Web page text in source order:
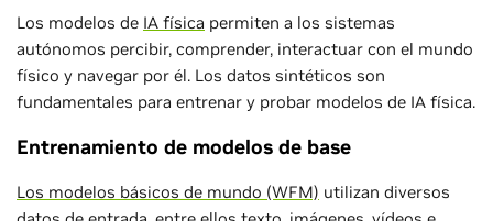
Los modelos de IA física permiten a los sistemas
autónomos percibir, comprender, interactuar con el mundo
físico y navegar por él. Los datos sintéticos son
fundamentales para entrenar y probar modelos de IA física.
Entrenamiento de modelos de base
Los modelos básicos de mundo (WFM) utilizan diversos